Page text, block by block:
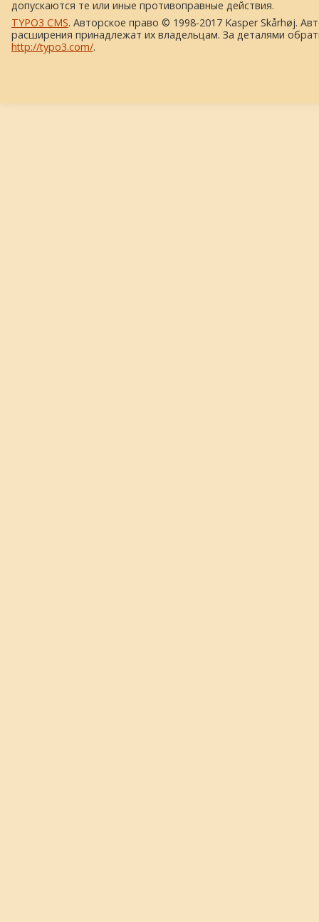
допускаются те или иные противоправные действия.
TYPO3 CMS. Авторское право © 1998-2017 Kasper Skårhøj.
расширения принадлежат их владельцам. За деталями
http://typo3.com/.